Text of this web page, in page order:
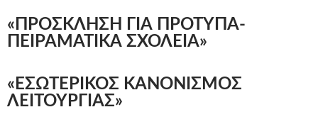
«ΠΡΟΣΚΛΗΣΗ ΓΙΑ ΠΡΟΤΥΠΑ-
ΠΕΙΡΑΜΑΤΙΚΑ ΣΧΟΛΕΙΑ»
«ΕΣΩΤΕΡΙΚΟΣ ΚΑΝΟΝΙΣΜΟΣ
ΛΕΙΤΟΥΡΓΙΑΣ»